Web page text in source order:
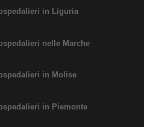
in Liguria
nelle Marche
in Molise
in Piemonte